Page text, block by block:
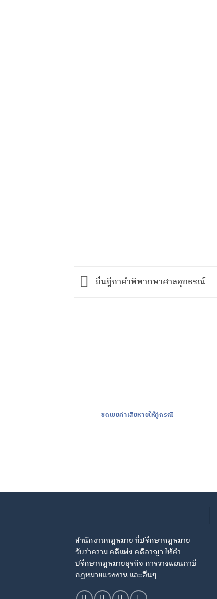
ยื่นฎีกาคำพิพากษาศาลอุทธรณ์
ชดเชยค่าเสียหายให้คู่กรณี
สำนักงานกฎหมาย ที่ปรึกษากฎหมาย
รับว่าความ คดีแพ่ง คดีอาญา ให้คำ
ปรึกษากฎหมายธุรกิจ การวางแผนภาษี
กฎหมายแรงงาน และอื่นๆ